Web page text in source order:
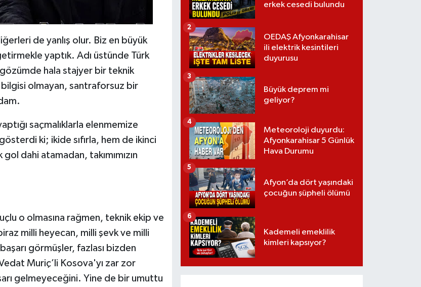
de yanlış olur. Biz en büyük
yaptık. Adı üstünde Türk
hala stajyer bir teknik
olmayan, santraforsuz bir
saçmalıklarla elenmemize
ki; ikide sıfırla, hem de ikinci
dahi atamadan, takımımızın
o olmasına rağmen, teknik ekip ve
milli heyecan, milli şevk ve milli
görmüşler, fazlası bizden
Muriç’li Kosova'yı zar zor
gelmeyeceğini. Yine de bir umuttu
erkek cesedi bulundu
OEDAŞ Afyonkarahisar
ili elektrik kesintileri
duyurusu
2
Büyük deprem mi
geliyor?
3
Meteoroloji duyurdu:
Afyonkarahisar 5 Günlük
Hava Durumu
4
Afyon’da dört yaşındaki
çocuğun şüpheli ölümü
5
Kademeli emeklilik
kimleri kapsıyor?
6